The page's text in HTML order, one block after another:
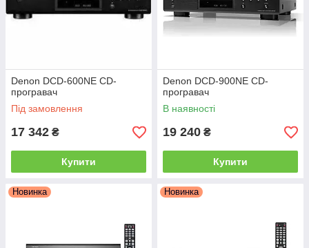
Denon DCD-600NE CD-
програвач
Під замовлення
17 342 ₴
Купити
Denon DCD-900NE CD-
програвач
В наявності
19 240 ₴
Купити
Новинка Новинка